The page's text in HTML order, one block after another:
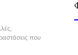
που